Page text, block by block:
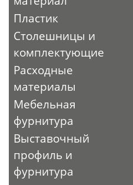
Пластик
Столешницы и
комплектующие
Расходные
материалы
Мебельная
фурнитура
Выставочный
профиль и
фурнитура